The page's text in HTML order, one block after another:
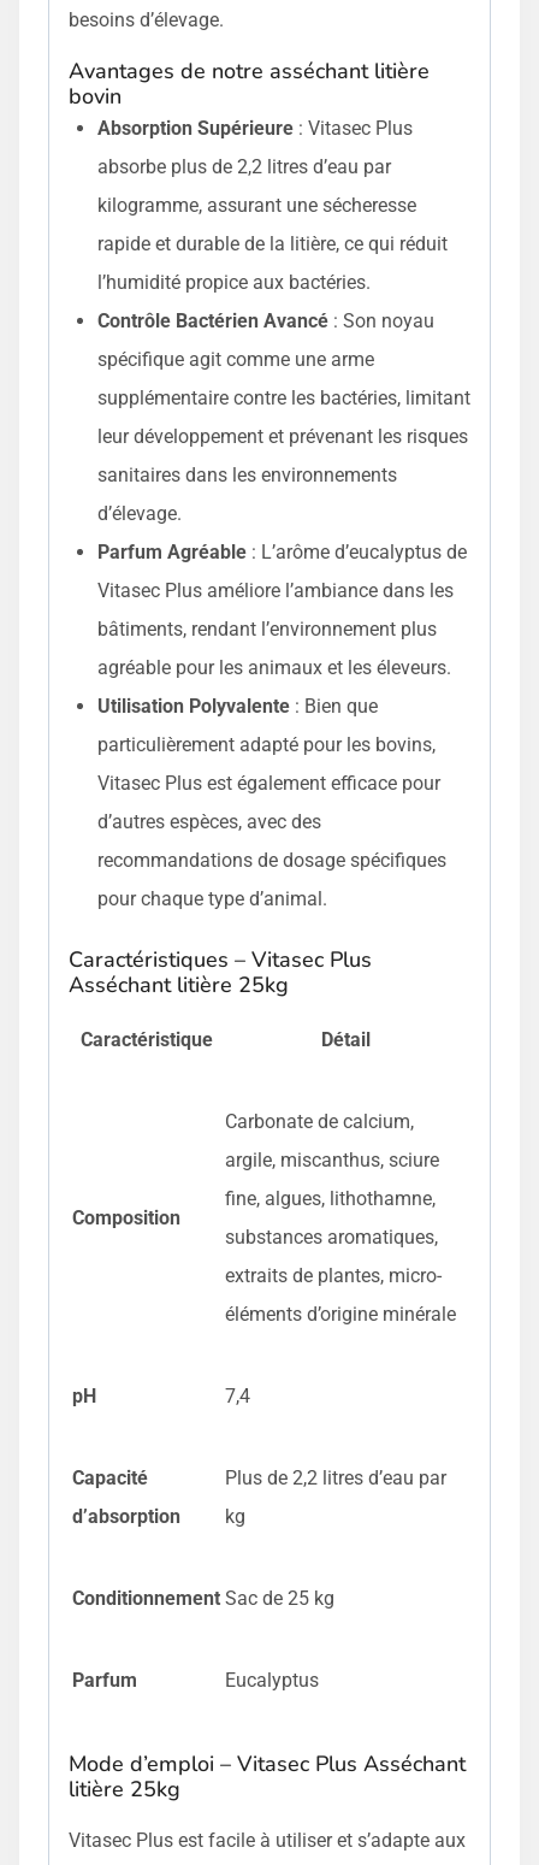
besoins d’élevage.
Avantages de notre asséchant litière
bovin
Absorption Supérieure : Vitasec Plus
absorbe plus de 2,2 litres d’eau par
kilogramme, assurant une sécheresse
rapide et durable de la litière, ce qui réduit
l’humidité propice aux bactéries.
Contrôle Bactérien Avancé : Son noyau
spécifique agit comme une arme
supplémentaire contre les bactéries, limitant
leur développement et prévenant les risques
sanitaires dans les environnements
d’élevage.
Parfum Agréable : L’arôme d’eucalyptus de
Vitasec Plus améliore l’ambiance dans les
bâtiments, rendant l’environnement plus
agréable pour les animaux et les éleveurs.
Utilisation Polyvalente : Bien que
particulièrement adapté pour les bovins,
Vitasec Plus est également efficace pour
d’autres espèces, avec des
recommandations de dosage spécifiques
pour chaque type d’animal.
Caractéristiques – Vitasec Plus
Asséchant litière 25kg
Caractéristique Détail
Composition
Carbonate de calcium,
argile, miscanthus, sciure
fine, algues, lithothamne,
substances aromatiques,
extraits de plantes, micro-
éléments d’origine minérale
pH 7,4
Capacité
d’absorption
Plus de 2,2 litres d’eau par
kg
Conditionnement Sac de 25 kg
Parfum Eucalyptus
Mode d’emploi – Vitasec Plus Asséchant
litière 25kg
Vitasec Plus est facile à utiliser et s’adapte aux